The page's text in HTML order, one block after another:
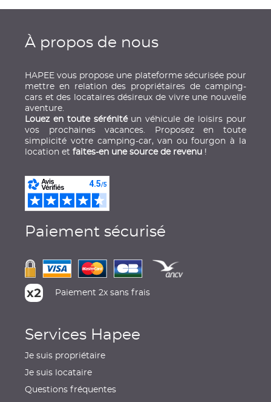
À propos de nous
HAPEE vous propose une plateforme sécurisée pour
mettre en relation des propriétaires de camping-
cars et des locataires désireux de vivre une nouvelle
aventure.
Louez en toute sérénitéun véhicule de loisirs pour
vos prochaines vacances. Proposez en toute
simplicité votre camping-car, van ou fourgon à la
location etfaites-en une source de revenu !
Paiement sécurisé
Paiement 2x sans frais
Services Hapee
Je suis propriétaire
Je suis locataire
Questions fréquentes